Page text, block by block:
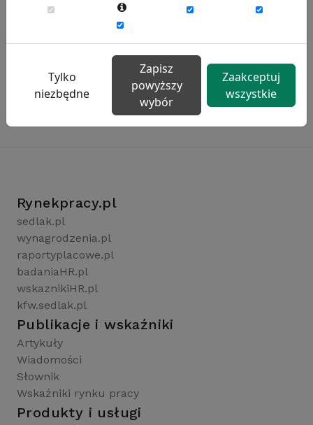
Rynekpracy.pl
sedlak.pl
wynagrodzenia.pl
raportyplacowe.pl
badaniaHR.pl
wskaznikiHR.pl
kfw.sedlak.pl
Publikacje i wskaźniki
Artykuły
Wiadomości
Słownik
Wskaźniki rynku pracy
Produkty i usługi
Tylko
niezbędne
Zapisz
powyższy
wybór
Zaakceptuj
wszystkie